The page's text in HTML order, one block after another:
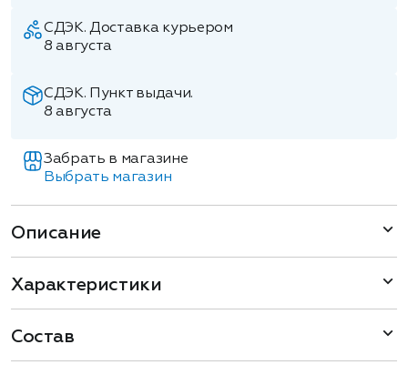
СДЭК. Доставка курьером
8 августа
СДЭК. Пункт выдачи.
8 августа
Забрать в магазине
Выбрать магазин
Описание
Характеристики
Состав